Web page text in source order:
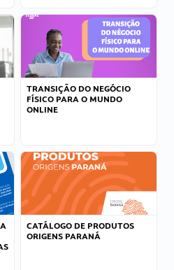
TRANSIÇÃO DO NEGÓCIO
FÍSICO PARA O MUNDO
ONLINE
CATÁLOGO DE PRODUTOS
ORIGENS PARANÁ